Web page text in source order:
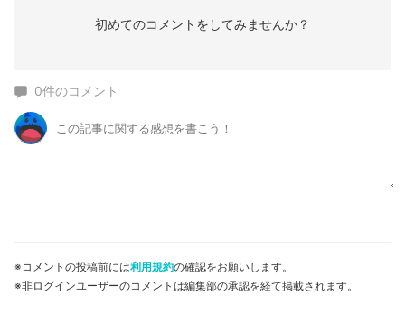
初めてのコメントをしてみませんか？
0件のコメント
※コメントの投稿前には利用規約の確認をお願いします。
※非ログインユーザーのコメントは編集部の承認を経て掲載されます。